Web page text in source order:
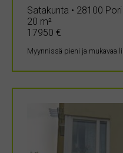
Satakunta • 28100 Pori
20 m²
17950 €
Myynnissä pieni ja mukavaa